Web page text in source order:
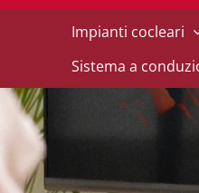
Impianti cocleari
Sistema a